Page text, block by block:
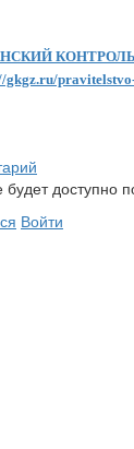
gkgz.ru/
доступно
Войти